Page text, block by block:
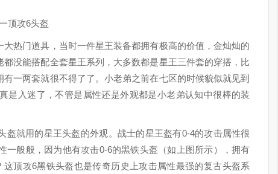
顶攻6头盔
热门道具，当时一件星王装备都拥有极高的价值，金灿灿的
没能搭配全套星王系列，大多数都是星王三件套的穿搭，比
一两套就很不得了了。小老弟之前在七区的时候貌似就见到
是入迷了，不管是属性还是外观都是小老弟认知中很棒的装
就用的星王头盔的外观。战士的星王盔有0-4的攻击属性很
一般般，因为他有攻击0-6的黑铁头盔（如上图所示），拥有
顶攻6黑铁头盔也是传奇历史上攻击属性最强的复古头盔系